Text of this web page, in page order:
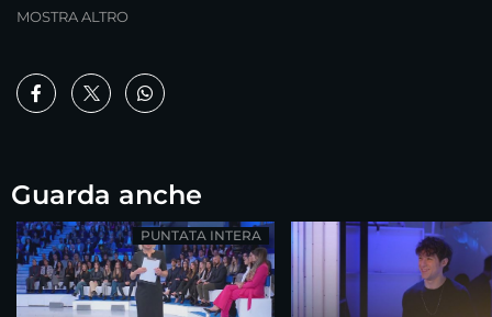
presenziassero alla cerimonia...
MOSTRA ALTRO
Guarda anche
PUNTATA INTERA